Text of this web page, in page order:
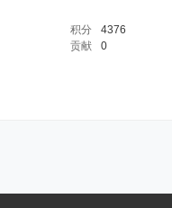
积分 4376
贡献 0